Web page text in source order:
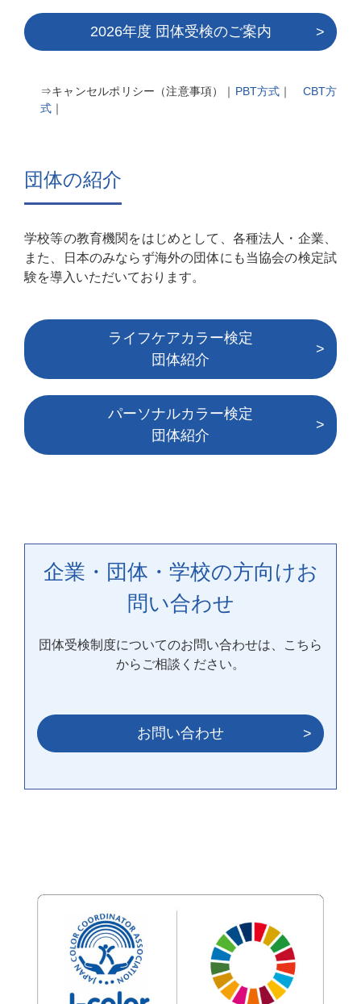
2026年度 団体受検のご案内
⇒キャンセルポリシー（注意事項）｜ PBT方式 ｜ CBT方
式 ｜
団体の紹介
学校等の教育機関をはじめとして、各種法⼈・企業、
また、⽇本のみならず海外の団体にも当協会の検定試
験を導⼊いただいております。
ライフケアカラー検定
団体紹介
パーソナルカラー検定
団体紹介
企業・団体・学校の方向けお
問い合わせ
団体受検制度についてのお問い合わせは、こちら
からご相談ください。
お問い合わせ